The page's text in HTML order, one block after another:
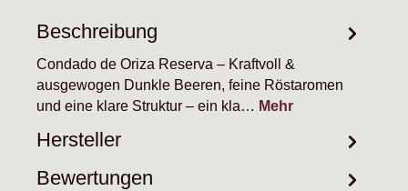
Beschreibung
Condado de Oriza Reserva – Kraftvoll &
ausgewogen Dunkle Beeren, feine Röstaromen
und eine klare Struktur – ein kla… Mehr
Hersteller
Bewertungen